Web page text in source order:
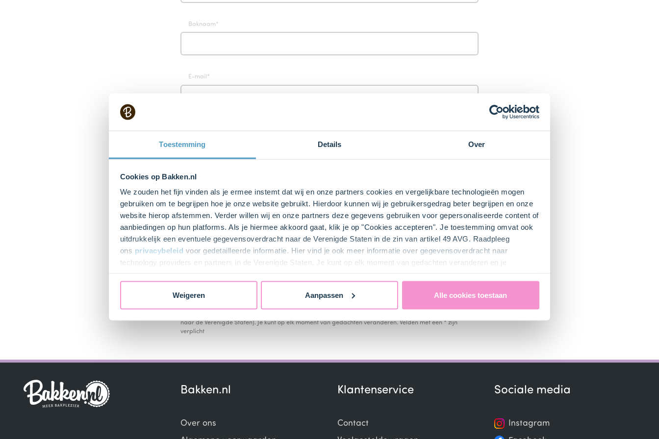
Toestemming Details Over
Cookies op Bakken.nl
We zouden het fijn vinden als je ermee instemt dat wij en onze partners cookies en vergelijkbare technologieën mogen
gebruiken om te begrijpen hoe je onze website gebruikt. Hierdoor kunnen wij je gebruikersgedrag beter begrijpen en onze
website hierop afstemmen. Verder willen wij en onze partners deze gegevens gebruiken voor gepersonaliseerde content of
aanbiedingen op hun platforms. Als je hiermee akkoord gaat, klik je op "Cookies accepteren". Je toestemming omvat ook
uitdrukkelijk een eventuele gegevensoverdracht naar de Verenigde Staten in de zin van artikel 49 AVG. Raadpleeg
ons privacybeleid voor gedetailleerde informatie. Hier vind je ook meer informatie over gegevensoverdracht naar
technology providers en partners in de Verenigde Staten. Je kunt op elk moment van gedachten veranderen en je
Weigeren Aanpassen Alle cookies toestaan
Baknaam
E-mail
Ja, ik ontvang graag regelmatig de Bakken.nl nieuwsbrief met recepten
en acties.
Ja, ik geef Bakken.nl toestemming om een versleutelde versie van mijn e-
mailadres door te geven aan diverse advertentiepartners zodat
Bakken.nl mij op die platformen kan benaderen met gepersonaliseerde
advertenties.
Versturen Heb je al een account? Log in
naar de Verenigde Staten). Je kunt op elk moment van gedachten veranderen.Velden met een * zijn
verplicht
Bakken.nl
Over ons
Klantenservice
Contact
Sociale media
Instagram